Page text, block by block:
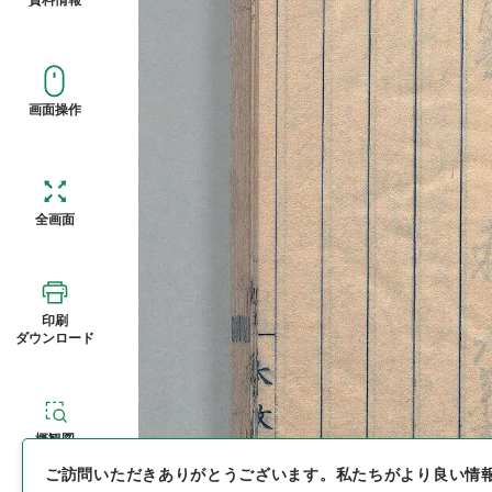
画面操作
全画面
印刷
ダウンロード
概観図
ご訪問いただきありがとうございます。 私たちがより良い情